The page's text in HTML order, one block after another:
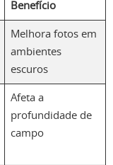
Benefício
Melhora fotos em
ambientes
escuros
Afeta a
profundidade de
campo